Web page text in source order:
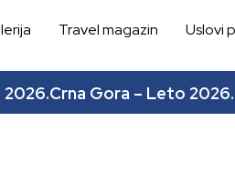
Travel magazin Uslovi
Crna Gora – Leto 2026.